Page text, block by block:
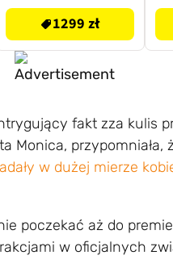
1299 zł
fakt zza kulis
Monica,
w dużej mierze
poczekać aż do
w oficjalnych